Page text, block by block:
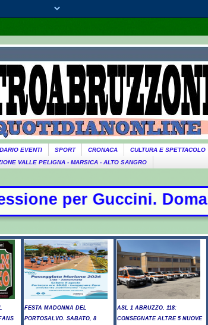
EVENTI SPORT CRONACA CULTURA E SPETTACOLO
VALLE PELIGNA - MARSICA - ALTO SANGRO
lutto
FESTA MADONNA DEL
PORTOSALVO. SABATO, 8
ASL 1 ABRUZZO, 118:
CONSEGNATE ALTRE 5 NUOVE